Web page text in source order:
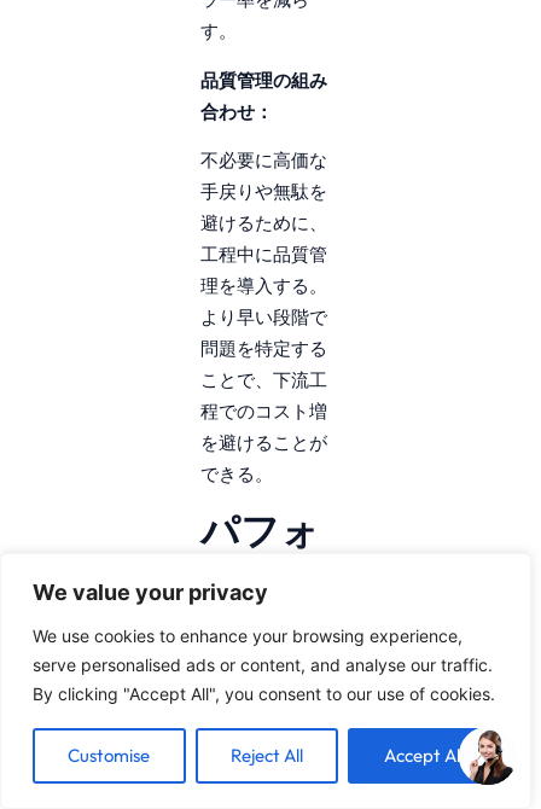
We value your privacy
We use cookies to enhance your browsing experience,
serve personalised ads or content, and analyse our traffic.
By clicking "Accept All", you consent to our use of cookies.
Customise Reject All Accept All
す。
品質管理の組み
合わせ：
不必要に高価な
手戻りや無駄を
避けるために、
工程中に品質管
理を導入する。
より早い段階で
問題を特定する
ことで、下流工
程でのコスト増
を避けることが
できる。
パフォ
ーマン
ス指標
主要業
績評価
指標